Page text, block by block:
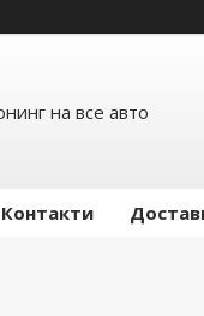
на все авто
Контакти